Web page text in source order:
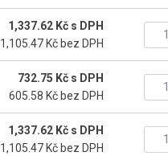
1,337.62 Kč s DPH
1,105.47 Kč bez DPH
732.75 Kč s DPH
605.58 Kč bez DPH
1,337.62 Kč s DPH
1,105.47 Kč bez DPH